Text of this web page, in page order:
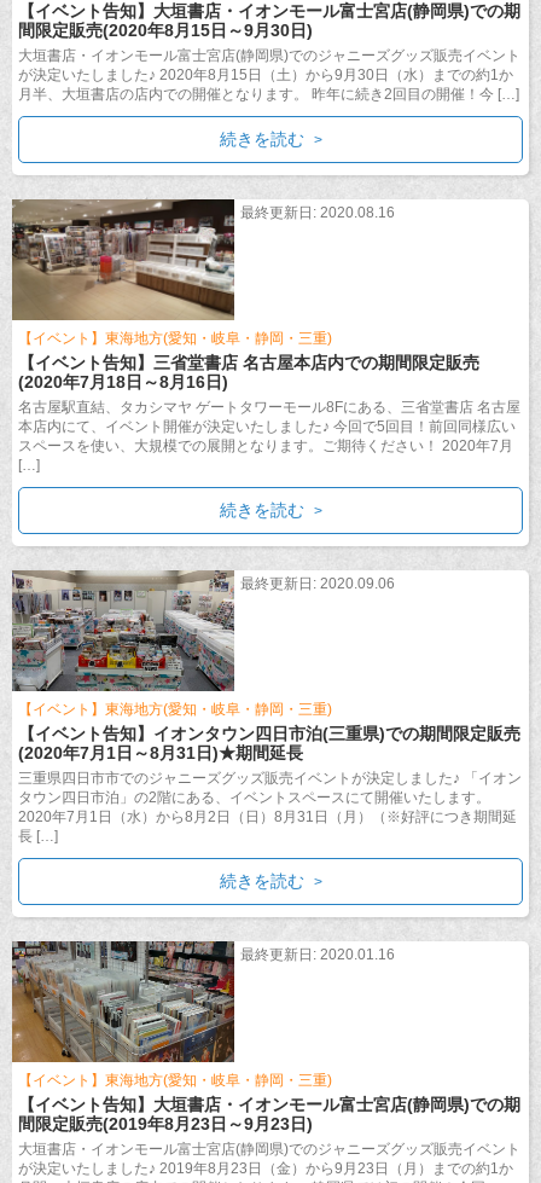
【イベント告知】大垣書店・イオンモール富士宮店(静岡県)での期
間限定販売(2020年8月15日～9月30日)
大垣書店・イオンモール富士宮店(静岡県)でのジャニーズグッズ販売イベント
が決定いたしました♪ 2020年8月15日（土）から9月30日（水）までの約1か
月半、大垣書店の店内での開催となります。 昨年に続き2回目の開催！今 […]
続きを読む
最終更新日: 2020.08.16
【イベント】東海地方(愛知・岐阜・静岡・三重)
【イベント告知】三省堂書店 名古屋本店内での期間限定販売
(2020年7月18日～8月16日)
名古屋駅直結、タカシマヤ ゲートタワーモール8Fにある、三省堂書店 名古屋
本店内にて、イベント開催が決定いたしました♪ 今回で5回目！前回同様広い
スペースを使い、大規模での展開となります。ご期待ください！ 2020年7月
[…]
続きを読む
最終更新日: 2020.09.06
【イベント】東海地方(愛知・岐阜・静岡・三重)
【イベント告知】イオンタウン四日市泊(三重県)での期間限定販売
(2020年7月1日～8月31日)★期間延長
三重県四日市市でのジャニーズグッズ販売イベントが決定しました♪ 「イオン
タウン四日市泊」の2階にある、イベントスペースにて開催いたします。
2020年7月1日（水）から8月2日（日）8月31日（月）（※好評につき期間延
長 […]
続きを読む
最終更新日: 2020.01.16
【イベント】東海地方(愛知・岐阜・静岡・三重)
【イベント告知】大垣書店・イオンモール富士宮店(静岡県)での期
間限定販売(2019年8月23日～9月23日)
大垣書店・イオンモール富士宮店(静岡県)でのジャニーズグッズ販売イベント
が決定いたしました♪ 2019年8月23日（金）から9月23日（月）までの約1か